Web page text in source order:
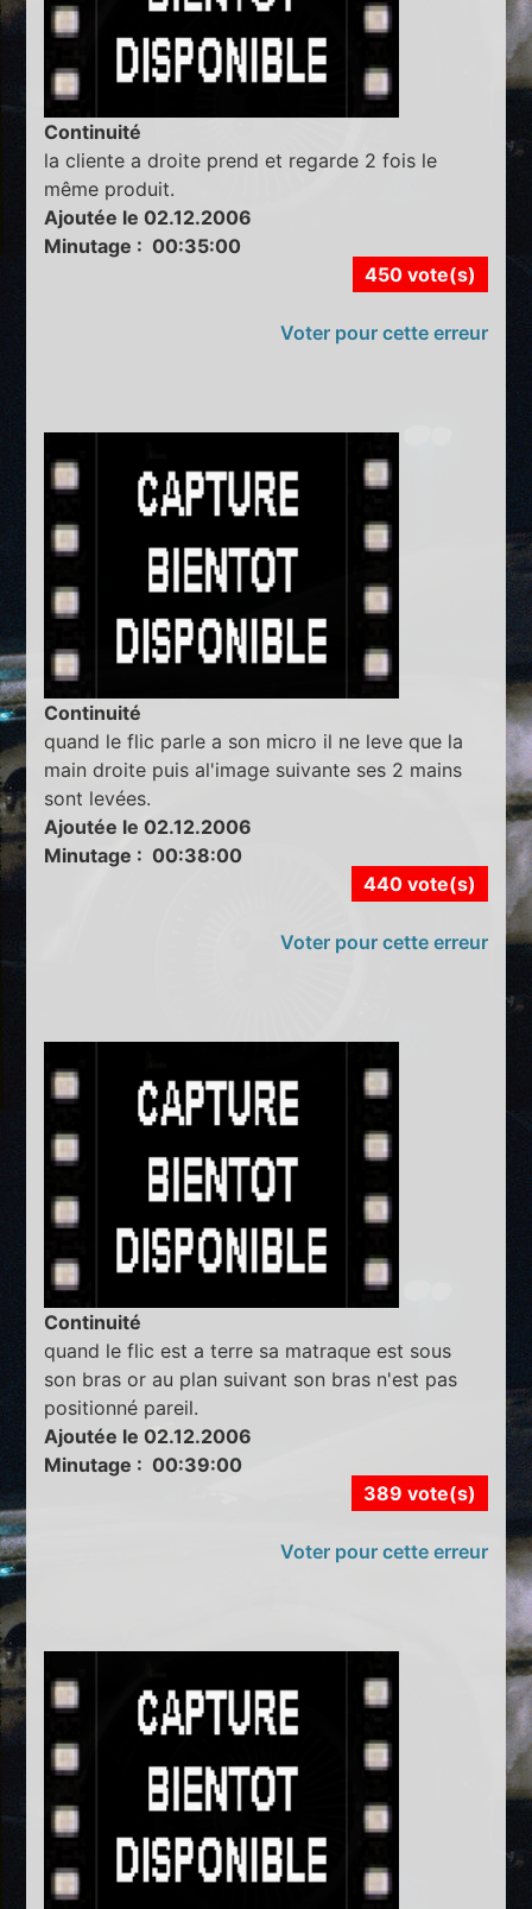
Continuité
la cliente a droite prend et regarde 2 fois le
même produit.
Ajoutée le 02.12.2006
Minutage : 00:35:00
450 vote(s)
Voter pour cette erreur
Continuité
quand le flic parle a son micro il ne leve que la
main droite puis al'image suivante ses 2 mains
sont levées.
Ajoutée le 02.12.2006
Minutage : 00:38:00
440 vote(s)
Voter pour cette erreur
Continuité
quand le flic est a terre sa matraque est sous
son bras or au plan suivant son bras n'est pas
positionné pareil.
Ajoutée le 02.12.2006
Minutage : 00:39:00
389 vote(s)
Voter pour cette erreur